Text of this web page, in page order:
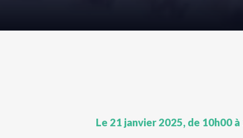
Le 21 janvier 2025, de 10h00